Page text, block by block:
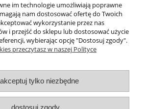
Pomoc
Moje konto
Strefa Klienta
im technologie umożliwiają poprawne
nam dostosować ofertę do Twoich
wykorzystanie przez nas
i przejść do sklepu lub dostosować użycie
wybierając opcję "Dostosuj zgody".
przeczytasz w naszej Polityce
tylko niezbędne
dostosuj zgody